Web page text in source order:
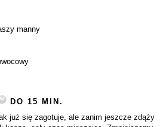
manny
DO 15 MIN.
już się zagotuje, ale zanim jeszcze zdąży